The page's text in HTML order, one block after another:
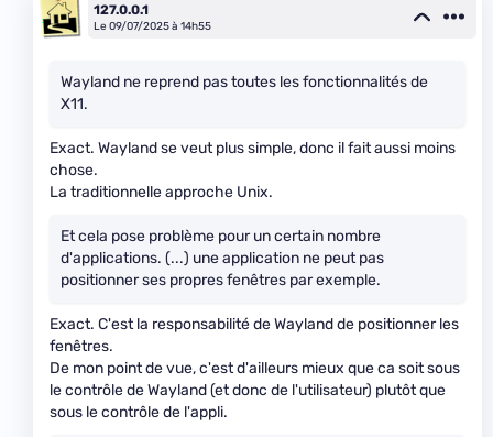
127.0.0.1
Le 09/07/2025 à 14h55
Wayland ne reprend pas toutes les fonctionnalités de
X11.
Exact. Wayland se veut plus simple, donc il fait aussi moins
chose.
La traditionnelle approche Unix.
Et cela pose problème pour un certain nombre
d'applications. (...) une application ne peut pas
positionner ses propres fenêtres par exemple.
Exact. C'est la responsabilité de Wayland de positionner les
fenêtres.
De mon point de vue, c'est d'ailleurs mieux que ca soit sous
le contrôle de Wayland (et donc de l'utilisateur) plutôt que
sous le contrôle de l'appli.